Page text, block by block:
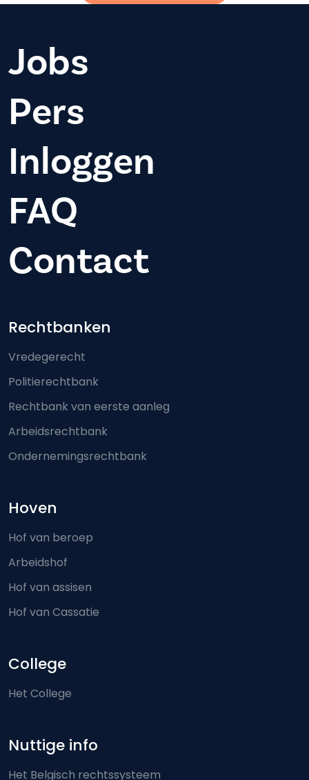
Jobs
Pers
Inloggen
FAQ
Contact
Footer-menu
Rechtbanken
Vredegerecht
Politierechtbank
Rechtbank van eerste aanleg
Arbeidsrechtbank
Ondernemingsrechtbank
Hoven
Hof van beroep
Arbeidshof
Hof van assisen
Hof van Cassatie
College
Het College
Nuttige info
Het Belgisch rechtssysteem